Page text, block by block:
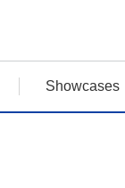
Showcases